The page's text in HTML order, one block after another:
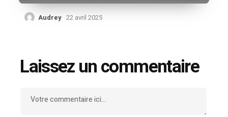
Audrey 22 avril 2025
Laissez un commentaire